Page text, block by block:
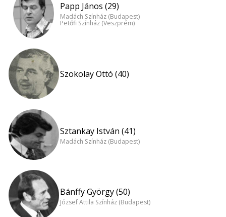
Papp János (29)
Madách Színház (Budapest)
Petőfi Színház (Veszprém)
Szokolay Ottó (40)
Sztankay István (41)
Madách Színház (Budapest)
Bánffy György (50)
József Attila Színház (Budapest)